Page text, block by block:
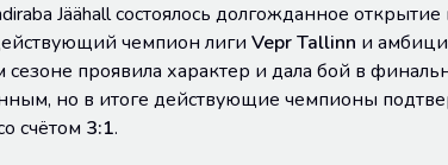
Jäähall состоялось долгожданное открытие
чемпион лиги Vepr Tallinn и
сезоне проявила характер и дала бой в
но в итоге действующие чемпионы
счётом 3:1.